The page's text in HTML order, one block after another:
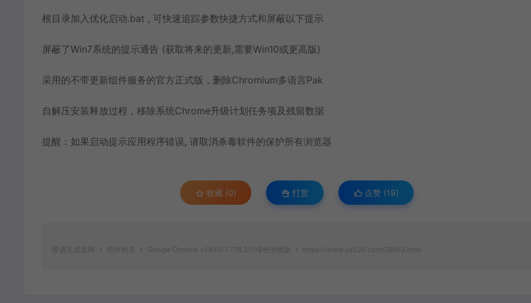
根目录加入优化启动.bat , 可快速追踪参数快捷方式和屏蔽以下提示
屏蔽了Win7系统的提示通告 (获取将来的更新,需要Win10或更高版)
采用的不带更新组件服务的官方正式版，删除Chromium多语言Pak
自解压安装释放过程，移除系统Chrome升级计划任务项及残留数据
提醒：如果启动提示应用程序错误, 请取消杀毒软件的保护所有浏览器
收藏 (0) 打赏 点赞 (19)
遇见资源网 软件相关 Google Chrome v148.0.7778.217绿色便携版 https://www.ox520.com/29953.html